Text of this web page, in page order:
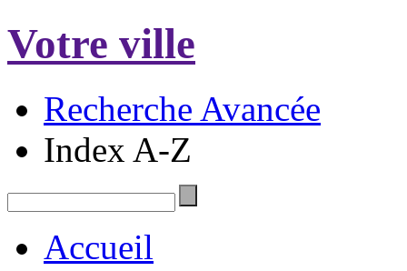
Votre ville
Recherche Avancée
Index A-Z
Accueil